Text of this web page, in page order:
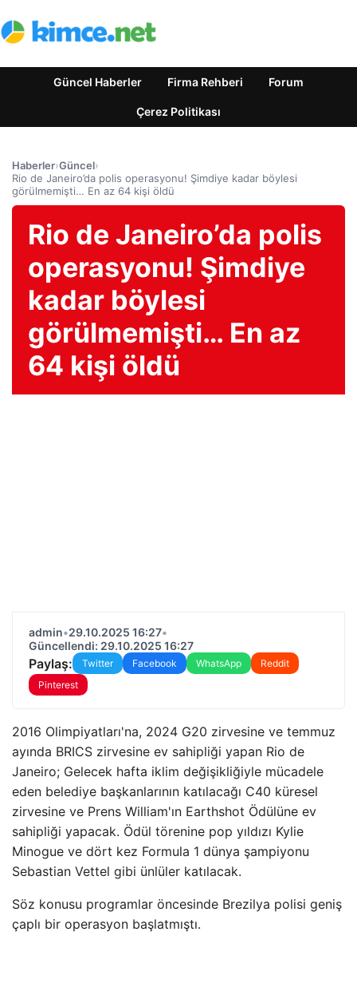
Güncel Haberler Firma Rehberi Forum
Çerez Politikası
Haberler›Güncel›
Rio de Janeiro’da polis operasyonu! Şimdiye kadar böylesi
görülmemişti… En az 64 kişi öldü
Rio de Janeiro’da polis
operasyonu! Şimdiye
kadar böylesi
görülmemişti… En az
64 kişi öldü
admin•29.10.2025 16:27•
Güncellendi: 29.10.2025 16:27
Paylaş: Twitter Facebook WhatsApp
Reddit
Pinterest
2016 Olimpiyatları'na, 2024 G20 zirvesine ve temmuz
ayında BRICS zirvesine ev sahipliği yapan Rio de
Janeiro; Gelecek hafta iklim değişikliğiyle mücadele
eden belediye başkanlarının katılacağı C40 küresel
zirvesine ve Prens William'ın Earthshot Ödülüne ev
sahipliği yapacak. Ödül törenine pop yıldızı Kylie
Minogue ve dört kez Formula 1 dünya şampiyonu
Sebastian Vettel gibi ünlüler katılacak.
Söz konusu programlar öncesinde Brezilya polisi geniş
çaplı bir operasyon başlatmıştı.